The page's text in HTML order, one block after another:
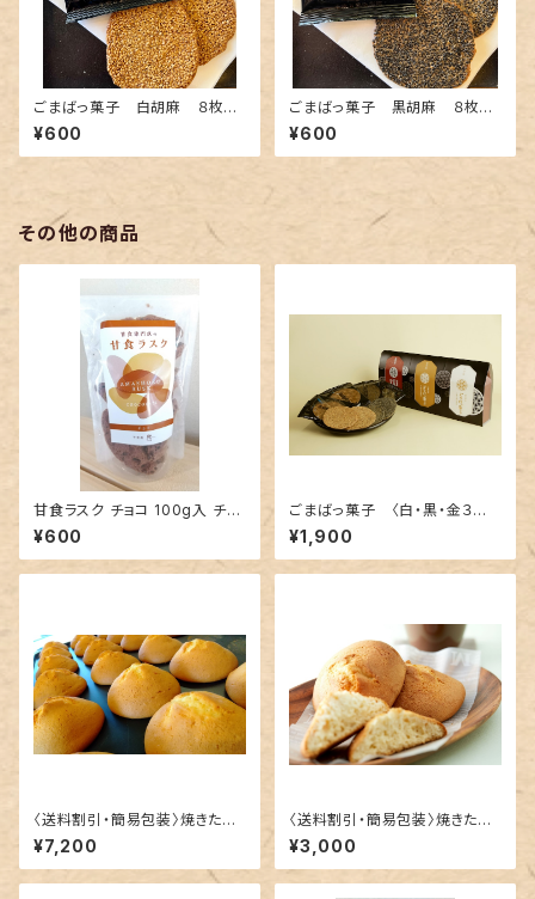
ごまばっ菓子 白胡麻 ８枚入
箱(２枚×４袋）
¥600
ごまばっ菓子 黒胡麻 ８枚入
箱(２枚×４袋）
¥600
その他の商品
甘食ラスク チョコ 100g入 チャ
ック袋
¥600
ごまばっ菓子 〈白・黒・金３個
セット〉
¥1,900
〈送料割引・簡易包装〉焼きたて
工場直送便！基本の甘食ぱん3
種30個
¥7,200
〈送料割引・簡易包装〉焼きたて
工場直送便！甘食ぱん１５個詰
め
¥3,000